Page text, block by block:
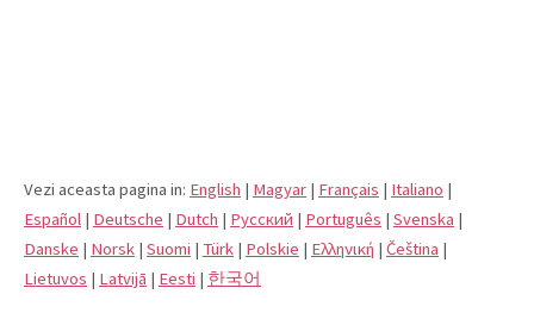
Vezi aceasta pagina in: English | Magyar | Français | Italiano |
Español | Deutsche | Dutch | Pусский | Português | Svenska |
Danske | Norsk | Suomi | Türk | Polskie | Eλληνική | Čeština |
Lietuvos | Latvijā | Eesti | 한국어